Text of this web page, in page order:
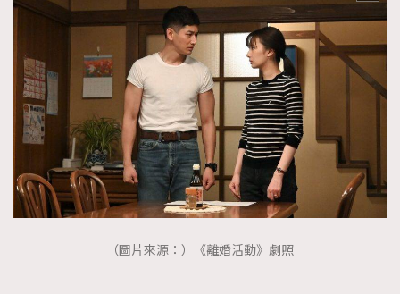
（圖片來源：）《離婚活動》劇照